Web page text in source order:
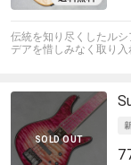
伝統を知り尽くしたル
デアを惜しみなく取り入
SOLD OUT